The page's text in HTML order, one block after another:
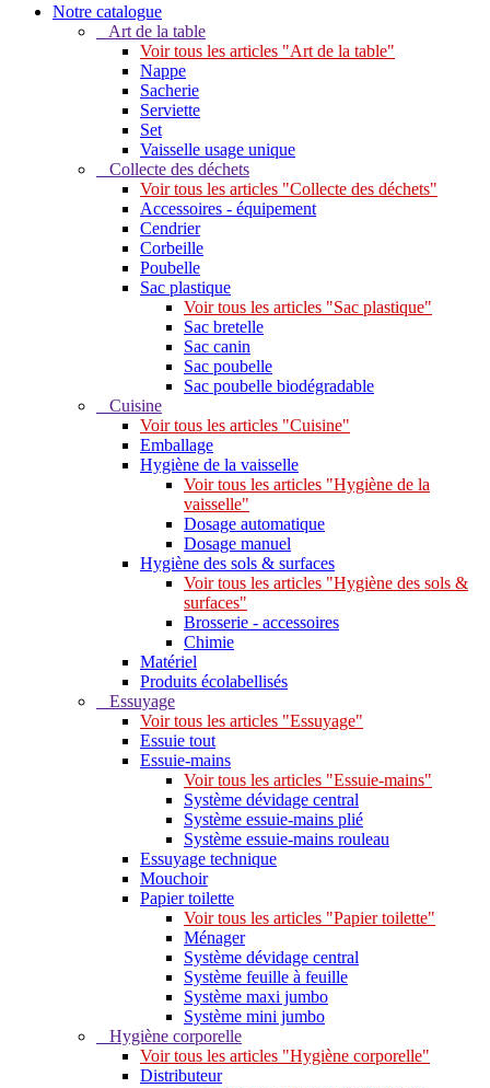
Notre catalogue
Art de la table
Voir tous les articles "Art de la table"
Nappe
Sacherie
Serviette
Set
Vaisselle usage unique
Collecte des déchets
Voir tous les articles "Collecte des déchets"
Accessoires - équipement
Cendrier
Corbeille
Poubelle
Sac plastique
Voir tous les articles "Sac plastique"
Sac bretelle
Sac canin
Sac poubelle
Sac poubelle biodégradable
Cuisine
Voir tous les articles "Cuisine"
Emballage
Hygiène de la vaisselle
Voir tous les articles "Hygiène de la
vaisselle"
Dosage automatique
Dosage manuel
Hygiène des sols & surfaces
Voir tous les articles "Hygiène des sols &
surfaces"
Brosserie - accessoires
Chimie
Matériel
Produits écolabellisés
Essuyage
Voir tous les articles "Essuyage"
Essuie tout
Essuie-mains
Voir tous les articles "Essuie-mains"
Système dévidage central
Système essuie-mains plié
Système essuie-mains rouleau
Essuyage technique
Mouchoir
Papier toilette
Voir tous les articles "Papier toilette"
Ménager
Système dévidage central
Système feuille à feuille
Système maxi jumbo
Système mini jumbo
Hygiène corporelle
Voir tous les articles "Hygiène corporelle"
Distributeur